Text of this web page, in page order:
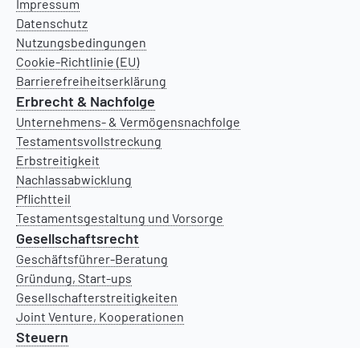
Impressum
Datenschutz
Nutzungsbedingungen
Cookie-Richtlinie (EU)
Barrierefreiheitserklärung
Erbrecht & Nachfolge
Unternehmens- & Vermögensnachfolge
Testamentsvollstreckung
Erbstreitigkeit
Nachlassabwicklung
Pflichtteil
Testamentsgestaltung und Vorsorge
Gesellschaftsrecht
Geschäftsführer-Beratung
Gründung, Start-ups
Gesellschafterstreitigkeiten
Joint Venture, Kooperationen
Steuern